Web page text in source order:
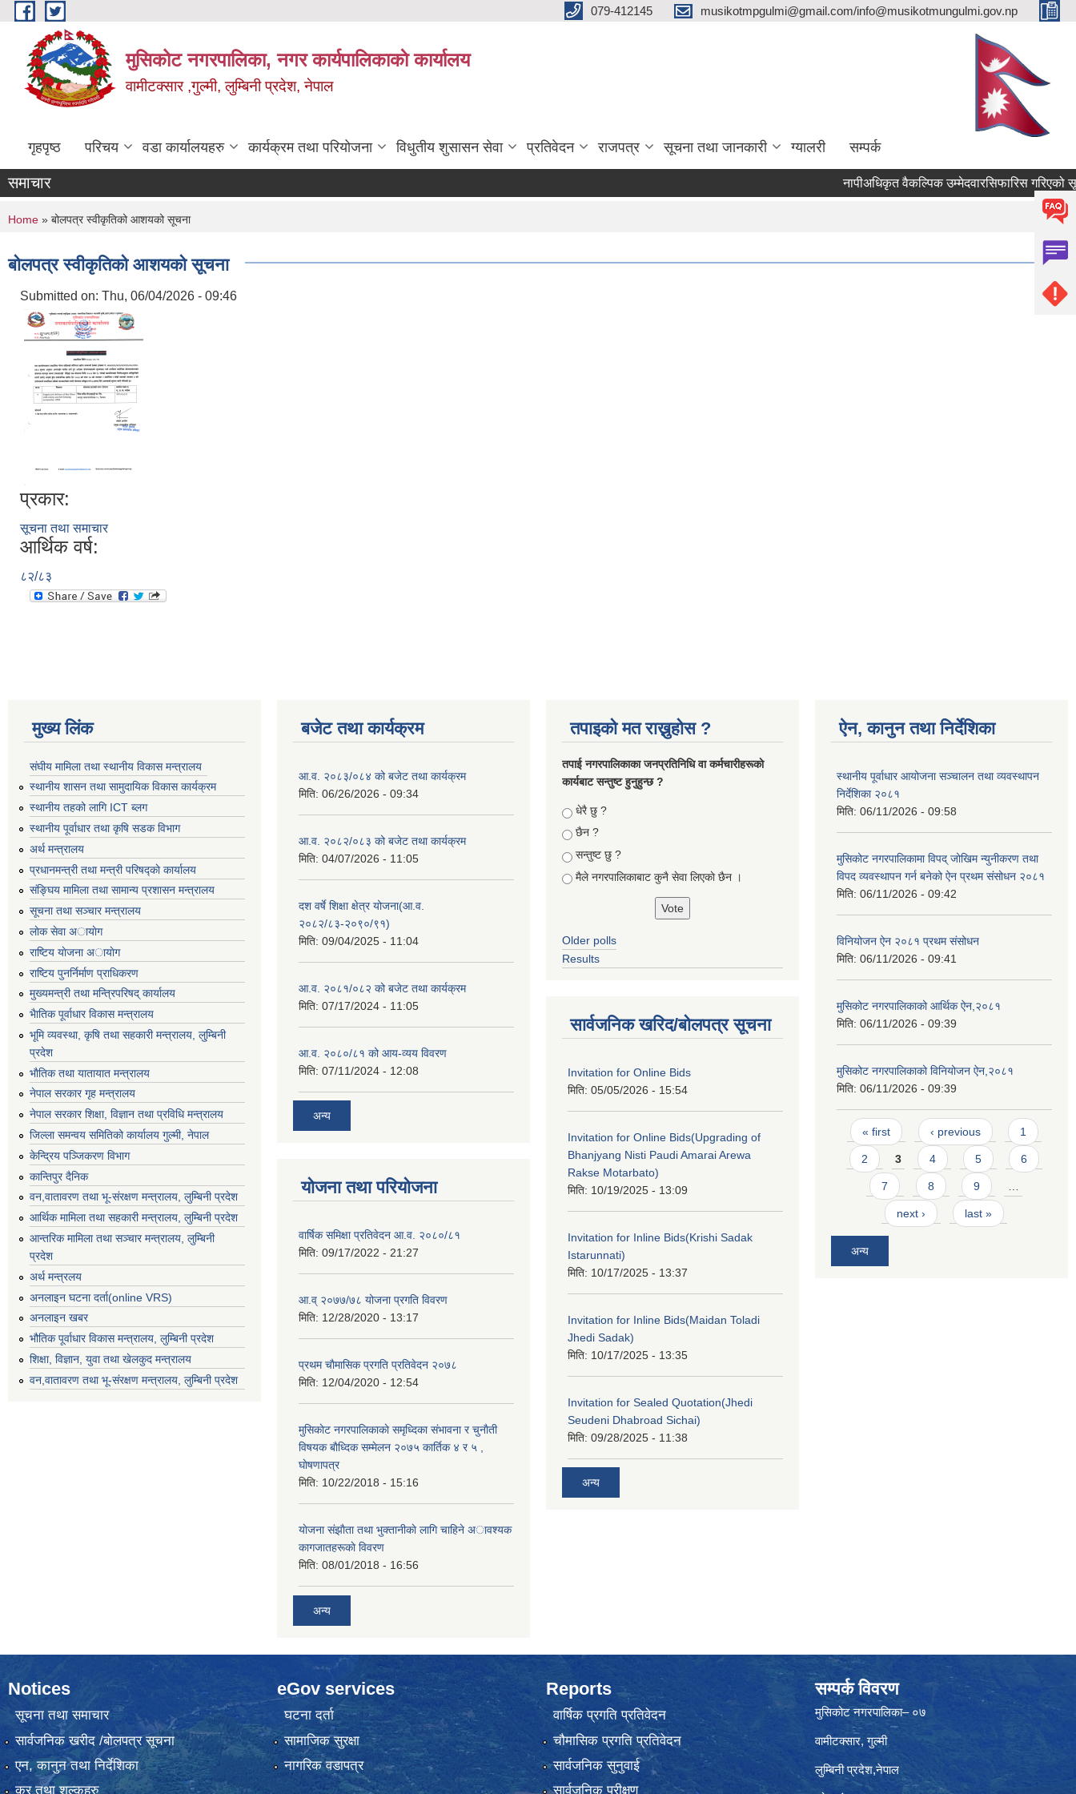
Skip to main content 079-412145 musikotmpgulmi@gmail.com/info@musikotmungulmi.gov.np
मुसिकोट नगरपालिका, नगर कार्यपालिकाकाे कार्यालय
वामीटक्सार ,गुल्मी, लुम्बिनी प्रदेश, नेपाल
गृहपृष्ठ परिचय वडा कार्यालयहरु कार्यक्रम तथा परियोजना विधुतीय शुसासन सेवा प्रतिवेदन राजपत्र सूचना तथा जानकारी ग्यालरी सम्पर्क
समाचार नापीअधिकृत वैकल्पिक उम्मेदवारसिफारिस गरिएको सूचना।
You are here
Home » बोलपत्र स्वीकृतिको आशयको सूचना
बोलपत्र स्वीकृतिको आशयको सूचना
Submitted on: Thu, 06/04/2026 - 09:46
प्रकार:
सूचना तथा समाचार
आर्थिक वर्ष:
८२/८३
मुख्य लिंक
संघीय मामिला तथा स्थानीय विकास मन्त्रालय
स्थानीय शासन तथा सामुदायिक विकास कार्यक्रम
स्थानीय तहको लागि ICT ब्लग
स्थानीय पूर्वाधार तथा कृषि सडक विभाग
अर्थ मन्त्रालय
प्रधानमन्त्री तथा मन्त्री परिषद्काे कार्यालय
संङ्घिय मामिला तथा सामान्य प्रशासन मन्त्रालय
सूचना तथा सञ्चार मन्त्रालय
लाेक सेवा अायाेग
राष्टिय याेजना अायाेग
राष्टिय पुनर्निर्माण प्राधिकरण
मुख्यमन्त्री तथा मन्त्रिपरिषद् कार्यालय
भैातिक पूर्वाधार विकास मन्त्रालय
भूमि व्यवस्था, कृषि तथा सहकारी मन्त्रालय, लु्म्बिनी
प्रदेश
भाैतिक तथा यातायात मन्त्रालय
नेपाल सरकार गृह मन्त्रालय
नेपाल सरकार शिक्षा, विज्ञान तथा प्रविधि मन्त्रालय
जिल्ला समन्वय समितिको कार्यालय गुल्मी, नेपाल
केन्द्रिय पञ्जिकरण विभाग
कान्तिपुर दैनिक
वन,वातावरण तथा भू-संरक्षण मन्त्रालय, लुम्बिनी प्रदेश
आर्थिक मामिला तथा सहकारी मन्त्रालय, लुम्बिनी प्रदेश
आन्तरिक मामिला तथा सञ्चार मन्त्रालय, लुम्बिनी
प्रदेश
अर्थ मन्त्रलय
अनलाइन घटना दर्ता(online VRS)
अनलाइन खबर
भौतिक पूर्वाधार विकास मन्त्रालय, लुम्बिनी प्रदेश
शिक्षा, विज्ञान, युवा तथा खेलकुद मन्‍‍त्रालय
वन,वातावरण तथा भू-संरक्षण मन्त्रालय, लुम्बिनी प्रदेश
बजेट तथा कार्यक्रम
आ.व. २०८३/०८४ को बजेट तथा कार्यक्रम
मिति: 06/26/2026 - 09:34
आ.व. २०८२/०८३ को बजेट तथा कार्यक्रम
मिति: 04/07/2026 - 11:05
दश वर्षे शिक्षा क्षेत्र योजना(आ.व.
२०८२/८३-२०९०/९१)
मिति: 09/04/2025 - 11:04
आ.व. २०८१/०८२ को बजेट तथा कार्यक्रम
मिति: 07/17/2024 - 11:05
आ.व. २०८०/८१ को आय-व्यय विवरण
मिति: 07/11/2024 - 12:08
अन्य
योजना तथा परियोजना
वार्षिक समिक्षा प्रतिवेदन आ.व. २०८०/८१
मिति: 09/17/2022 - 21:27
आ.व् २०७७/७८ योजना प्रगति विवरण
मिति: 12/28/2020 - 13:17
प्रथम चाैमासिक प्रगति प्रतिवेदन २०७८
मिति: 12/04/2020 - 12:54
मुसिकाेट नगरपालिकाकाे समृध्दिका संभावना र चुनाैती
विषयक बाैध्दिक सम्मेलन २०७५ कार्तिक ४ र ५ ,
घाेषणापत्र
मिति: 10/22/2018 - 15:16
याेजना संझाैता तथा भुक्तानीकाे लागि चाहिने अावश्यक
कागजातहरूकाे विवरण
मिति: 08/01/2018 - 16:56
अन्य
तपाइको मत राख्नुहोस ?
तपा‌ई नगरपालिकाका जनप्रतिनिधि वा कर्मचारीहरूकाे
कार्यबाट सन्तुष्ट हुनुहुन्छ ?
Choices
धेरै छु ?
छैन ?
सन्तुष्ट छु ?
मैले नगरपालिकाबाट कुनै सेवा लिएकाे छैन ।
Older polls
Results
सार्वजनिक खरिद/बोलपत्र सूचना
Invitation for Online Bids
मिति: 05/05/2026 - 15:54
Invitation for Online Bids(Upgrading of
Bhanjyang Nisti Paudi Amarai Arewa
Rakse Motarbato)
मिति: 10/19/2025 - 13:09
Invitation for Inline Bids(Krishi Sadak
Istarunnati)
मिति: 10/17/2025 - 13:37
Invitation for Inline Bids(Maidan Toladi
Jhedi Sadak)
मिति: 10/17/2025 - 13:35
Invitation for Sealed Quotation(Jhedi
Seudeni Dhabroad Sichai)
मिति: 09/28/2025 - 11:38
अन्य
ऐन, कानुन तथा निर्देशिका
स्थानीय पूर्वाधार आयोजना सञ्चालन तथा व्यवस्थापन
निर्देशिका २०८१
मिति: 06/11/2026 - 09:58
मुसिकोट नगरपालिकामा विपद् जोखिम न्युनीकरण तथा
विपद व्यवस्थापन गर्न बनेको ऐन प्रथम संसोधन २०८१
मिति: 06/11/2026 - 09:42
विनियोजन ऐन २०८१ प्रथम संसोधन
मिति: 06/11/2026 - 09:41
मुसिकोट नगरपालिकाको आर्थिक ऐन,२०८१
मिति: 06/11/2026 - 09:39
मुसिकोट नगरपालिकाको विनियोजन ऐन,२०८१
मिति: 06/11/2026 - 09:39
Pages
« first ‹ previous 1
2 3 4 5 6
7 8 9 …
next › last »
अन्य
Notices
सूचना तथा समाचार
सार्वजनिक खरीद /बोलपत्र सूचना
एन, कानुन तथा निर्देशिका
कर तथा शुल्कहरु
eGov services
घटना दर्ता
सामाजिक सुरक्षा
नागरिक वडापत्र
Reports
वार्षिक प्रगति प्रतिवेदन
चौमासिक प्रगति प्रतिवेदन
सार्वजनिक सुनुवाई
सार्वजनिक परीक्षण
सम्पर्क विवरण
मुसिकोट नगरपालिका– ०७
वामीटक्सार, गुल्मी
लुम्बिनी प्रदेश,नेपाल